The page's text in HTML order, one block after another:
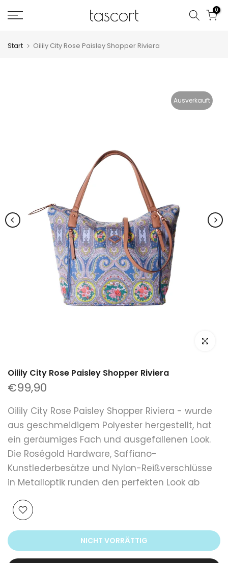
Zum
springen
0
Start Oilily City Rose Paisley Shopper Riviera
Ausverkauft
klicken
Oilily City Rose Paisley Shopper Riviera
€99,90
Oilily City Rose Paisley Shopper Riviera - wurde
aus geschmeidigem Polyester hergestellt, hat
ein geräumiges Fach und ausgefallenen Look.
Die Roségold Hardware, Saffiano-
Kunstlederbesätze und Nylon-Reißverschlüsse
in Metalloptik runden den perfekten Look ab
NICHT VORRÄTTIG